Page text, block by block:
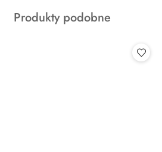
Produkty
Produkty podobne